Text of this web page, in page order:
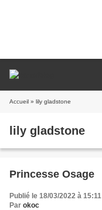
Accueil » lily gladstone
lily gladstone
Princesse Osage
Publié le 18/03/2022 à 15:11
Par okoc